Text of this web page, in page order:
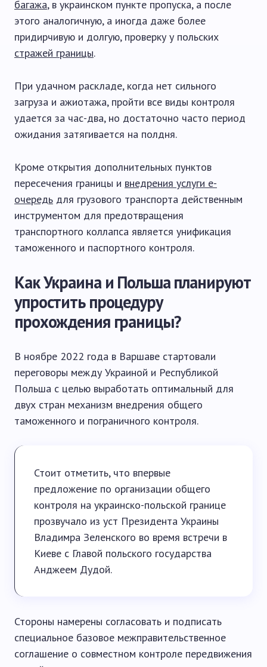
багажа, в украинском пункте пропуска, а после
этого аналогичную, а иногда даже более
придирчивую и долгую, проверку у польских
стражей границы.
При удачном раскладе, когда нет сильного
загруза и ажиотажа, пройти все виды контроля
удается за час-два, но достаточно часто период
ожидания затягивается на полдня.
Кроме открытия дополнительных пунктов
пересечения границы и внедрения услуги е-
очередь для грузового транспорта действенным
инструментом для предотвращения
транспортного коллапса является унификация
таможенного и паспортного контроля.
Как Украина и Польша планируют
упростить процедуру
прохождения границы?
В ноябре 2022 года в Варшаве стартовали
переговоры между Украиной и Республикой
Польша с целью выработать оптимальный для
двух стран механизм внедрения общего
таможенного и пограничного контроля.
Стоит отметить, что впервые
предложение по организации общего
контроля на украинско-польской границе
прозвучало из уст Президента Украины
Владимра Зеленского во время встречи в
Киеве с Главой польского государства
Анджеем Дудой.
Стороны намерены согласовать и подписать
специальное базовое межправительственное
соглашение о совместном контроле передвижения